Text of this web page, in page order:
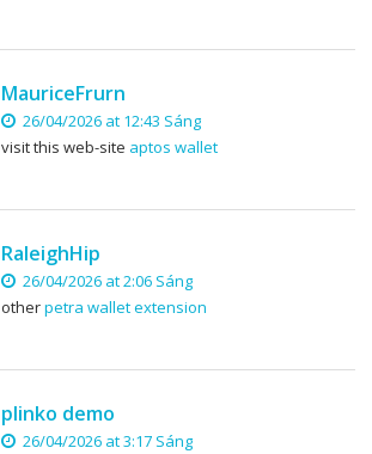
MauriceFrurn
26/04/2026 at 12:43 Sáng
visit this web-site aptos wallet
RaleighHip
26/04/2026 at 2:06 Sáng
otherpetra wallet extension
plinko demo
26/04/2026 at 3:17 Sáng